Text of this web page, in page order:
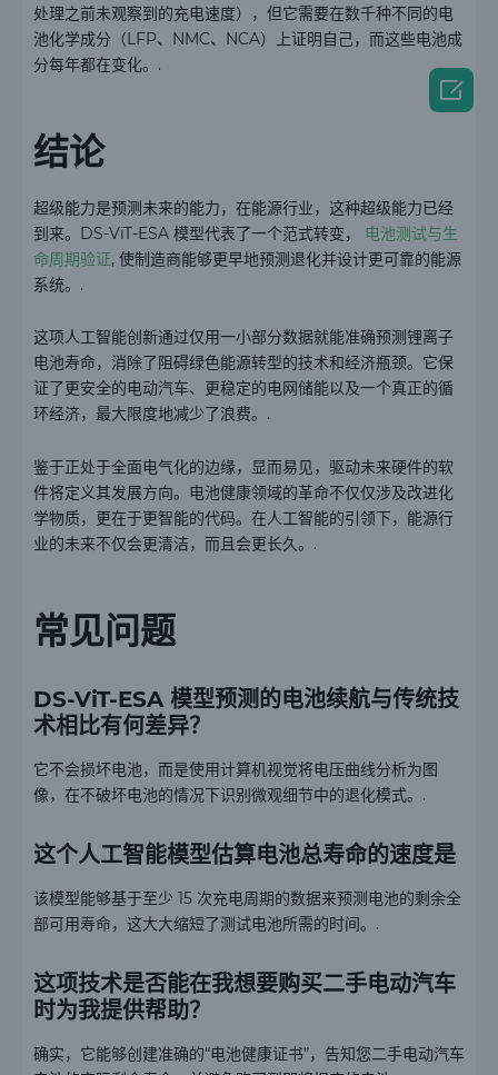
处理之前未观察到的充电速度），但它需要在数千种不同的电
池化学成分（LFP、NMC、NCA）上证明自己，而这些电池成
分每年都在变化。.
结论
超级能力是预测未来的能力，在能源行业，这种超级能力已经
到来。DS-ViT-ESA 模型代表了一个范式转变，
电池测试与生
命周期验证, 使制造商能够更早地预测退化并设计更可靠的能源
系统。.
这项人工智能创新通过仅用一小部分数据就能准确预测锂离子
电池寿命，消除了阻碍绿色能源转型的技术和经济瓶颈。它保
证了更安全的电动汽车、更稳定的电网储能以及一个真正的循
环经济，最大限度地减少了浪费。.
鉴于正处于全面电气化的边缘，显而易见，驱动未来硬件的软
件将定义其发展方向。电池健康领域的革命不仅仅涉及改进化
学物质，更在于更智能的代码。在人工智能的引领下，能源行
业的未来不仅会更清洁，而且会更长久。.
常见问题
DS-ViT-ESA 模型预测的电池续航与传统技
术相比有何差异？
它不会损坏电池，而是使用计算机视觉将电压曲线分析为图
像，在不破坏电池的情况下识别微观细节中的退化模式。.
这个人工智能模型估算电池总寿命的速度是
该模型能够基于至少 15 次充电周期的数据来预测电池的剩余全
部可用寿命，这大大缩短了测试电池所需的时间。.
这项技术是否能在我想要购买二手电动汽车
时为我提供帮助？
确实，它能够创建准确的“电池健康证书”，告知您二手电动汽车
